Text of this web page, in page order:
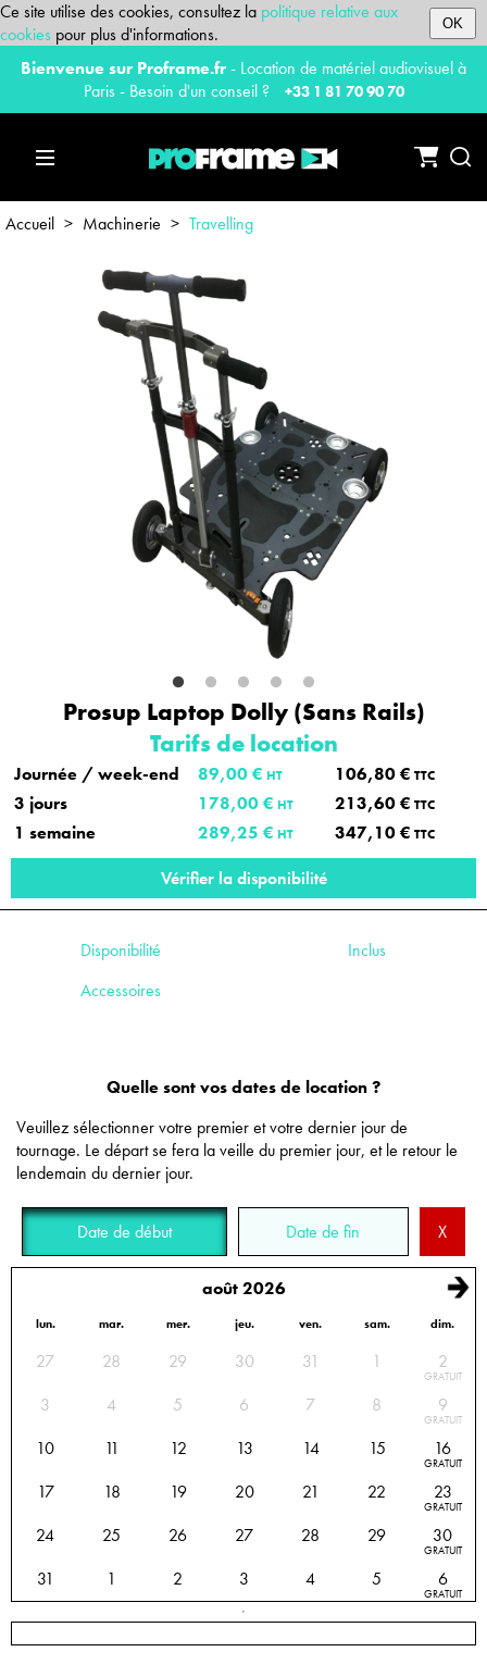
Ce site utilise des cookies, consultez la politique relative aux
cookies pour plus d'informations. OK
Bienvenue sur Proframe.fr- Location de matériel audiovisuel à
Paris - Besoin d'un conseil ?
+33 1 81 70 90 70
Accueil > Machinerie > Travelling
Prosup Laptop Dolly (Sans Rails)
Tarifs de location
Journée / week-end 89,00 € HT 106,80 € TTC
3 jours 178,00 € HT 213,60 € TTC
1 semaine 289,25 € HT 347,10 € TTC
Vérifier la disponibilité
Disponibilité
Inclus
Accessoires
Quelle sont vos dates de location ?
Veuillez sélectionner votre premier et votre dernier jour de
tournage. Le départ se fera la veille du premier jour, et le retour le
lendemain du dernier jour.
Date de début Date de fin X
août 2026
lun. mar. mer. jeu. ven. sam. dim.
27 28 29 30 31 1 2
GRATUIT
3 4 5 6 7 8 9
GRATUIT
10 11 12 13 14 15 16
GRATUIT
17 18 19 20 21 22 23
GRATUIT
24 25 26 27 28 29 30
GRATUIT
31 1 2 3 4 5 6
GRATUIT